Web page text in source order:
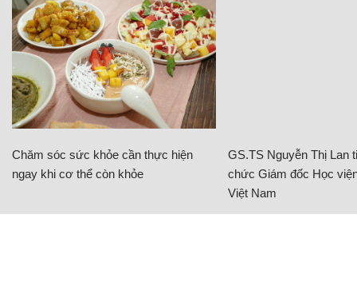
Chăm sóc sức khỏe cần thực hiện
ngay khi cơ thể còn khỏe
GS.TS Nguyễn Thị Lan
chức Giám đốc Học
Việt Nam